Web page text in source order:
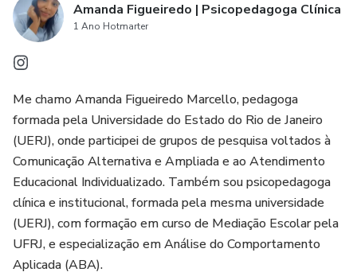
seus filhos
Habilidades/Superdotação ou qualquer jovem que precise
de estímulos cognitivos de forma estruturada e lúdica
📍 O que você encontra neste material:
✔️ Atividades com objetivos definidos, tempo estimado e
orientações claras
✔️ Estímulos cognitivos prontos para usar no consultório,
na escola ou em casa
Amanda Figueiredo | Psicopedagoga Clínica
1 Ano Hotmarter
Me chamo Amanda Figueiredo Marcello, pedagoga
formada pela Universidade do Estado do Rio de Janeiro
(UERJ), onde participei de grupos de pesquisa voltados à
Comunicação Alternativa e Ampliada e ao Atendimento
Educacional Individualizado. Também sou psicopedagoga
clínica e institucional, formada pela mesma universidade
(UERJ), com formação em curso de Mediação Escolar pela
UFRJ, e especialização em Análise do Comportamento
Aplicada (ABA).